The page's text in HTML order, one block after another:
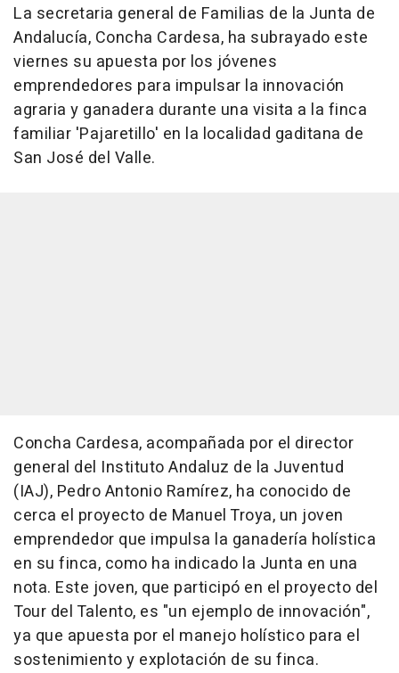
La secretaria general de Familias de la Junta de
Andalucía, Concha Cardesa, ha subrayado este
viernes su apuesta por los jóvenes
emprendedores para impulsar la innovación
agraria y ganadera durante una visita a la finca
familiar 'Pajaretillo' en la localidad gaditana de
San José del Valle.
Concha Cardesa, acompañada por el director
general del Instituto Andaluz de la Juventud
(IAJ), Pedro Antonio Ramírez, ha conocido de
cerca el proyecto de Manuel Troya, un joven
emprendedor que impulsa la ganadería holística
en su finca, como ha indicado la Junta en una
nota. Este joven, que participó en el proyecto del
Tour del Talento, es "un ejemplo de innovación",
ya que apuesta por el manejo holístico para el
sostenimiento y explotación de su finca.